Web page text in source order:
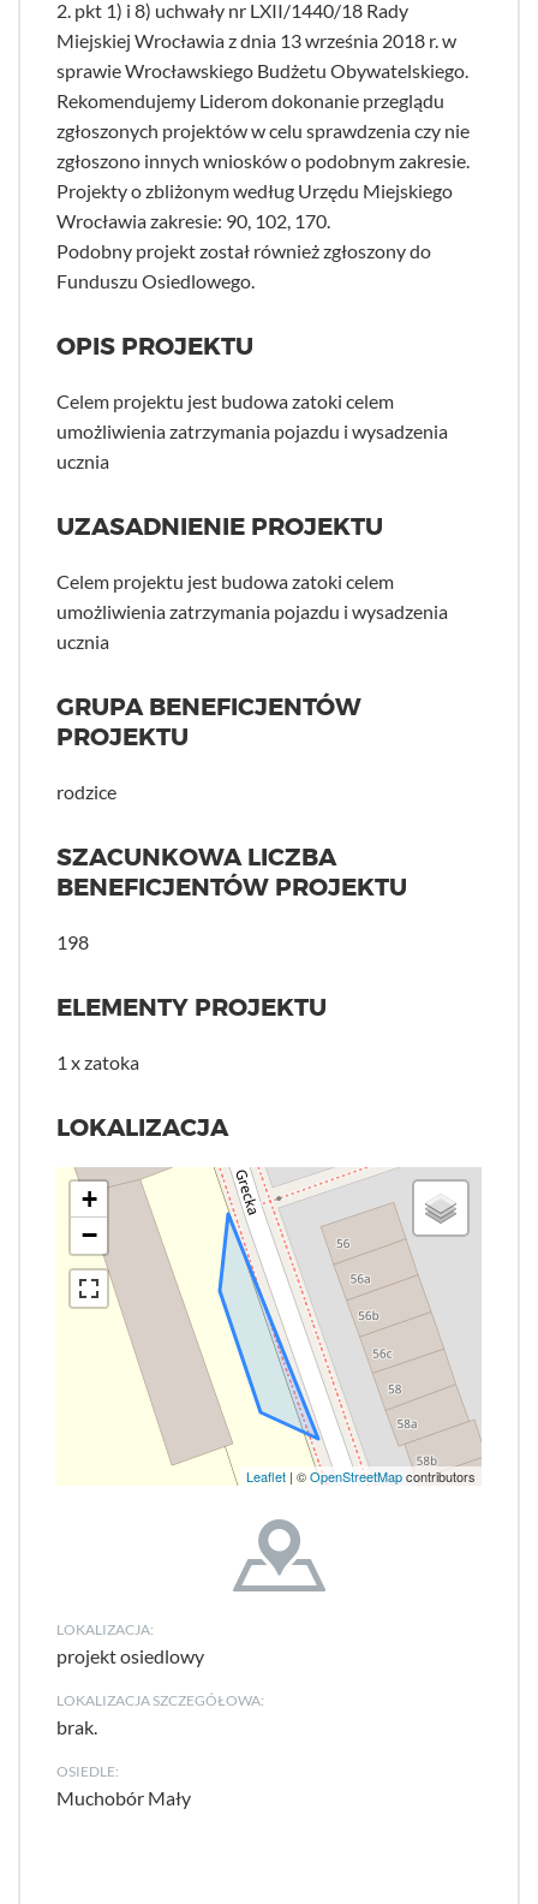
2. pkt 1) i 8) uchwały nr LXII/1440/18 Rady
Miejskiej Wrocławia z dnia 13 września 2018 r. w
sprawie Wrocławskiego Budżetu Obywatelskiego.
Rekomendujemy Liderom dokonanie przeglądu
zgłoszonych projektów w celu sprawdzenia czy nie
zgłoszono innych wniosków o podobnym zakresie.
Projekty o zbliżonym według Urzędu Miejskiego
Wrocławia zakresie: 90, 102, 170.
Podobny projekt został również zgłoszony do
Funduszu Osiedlowego.
OPIS PROJEKTU
Celem projektu jest budowa zatoki celem
umożliwienia zatrzymania pojazdu i wysadzenia
ucznia
UZASADNIENIE PROJEKTU
Celem projektu jest budowa zatoki celem
umożliwienia zatrzymania pojazdu i wysadzenia
ucznia
GRUPA BENEFICJENTÓW
PROJEKTU
rodzice
SZACUNKOWA LICZBA
BENEFICJENTÓW PROJEKTU
198
ELEMENTY PROJEKTU
1 x zatoka
LOKALIZACJA
+
−
Leaflet | ©OpenStreetMapcontributors
LOKALIZACJA:
projekt osiedlowy
LOKALIZACJA SZCZEGÓŁOWA:
brak.
OSIEDLE:
Muchobór Mały